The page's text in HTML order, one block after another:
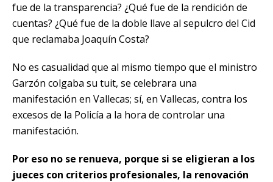
fue de la transparencia? ¿Qué fue de la rendición de
cuentas? ¿Qué fue de la doble llave al sepulcro del Cid
que reclamaba Joaquín Costa?
No es casualidad que al mismo tiempo que el ministro
Garzón colgaba su tuit, se celebrara una
manifestación en Vallecas; sí, en Vallecas, contra los
excesos de la Policía a la hora de controlar una
manifestación.
Por eso no se renueva, porque si se eligieran a los
jueces con criterios profesionales, la renovación